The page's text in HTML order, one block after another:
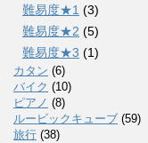
難易度★1 (3)
難易度★2 (5)
難易度★3 (1)
カタン (6)
バイク (10)
ピアノ (8)
ルービックキューブ (59)
旅行 (38)